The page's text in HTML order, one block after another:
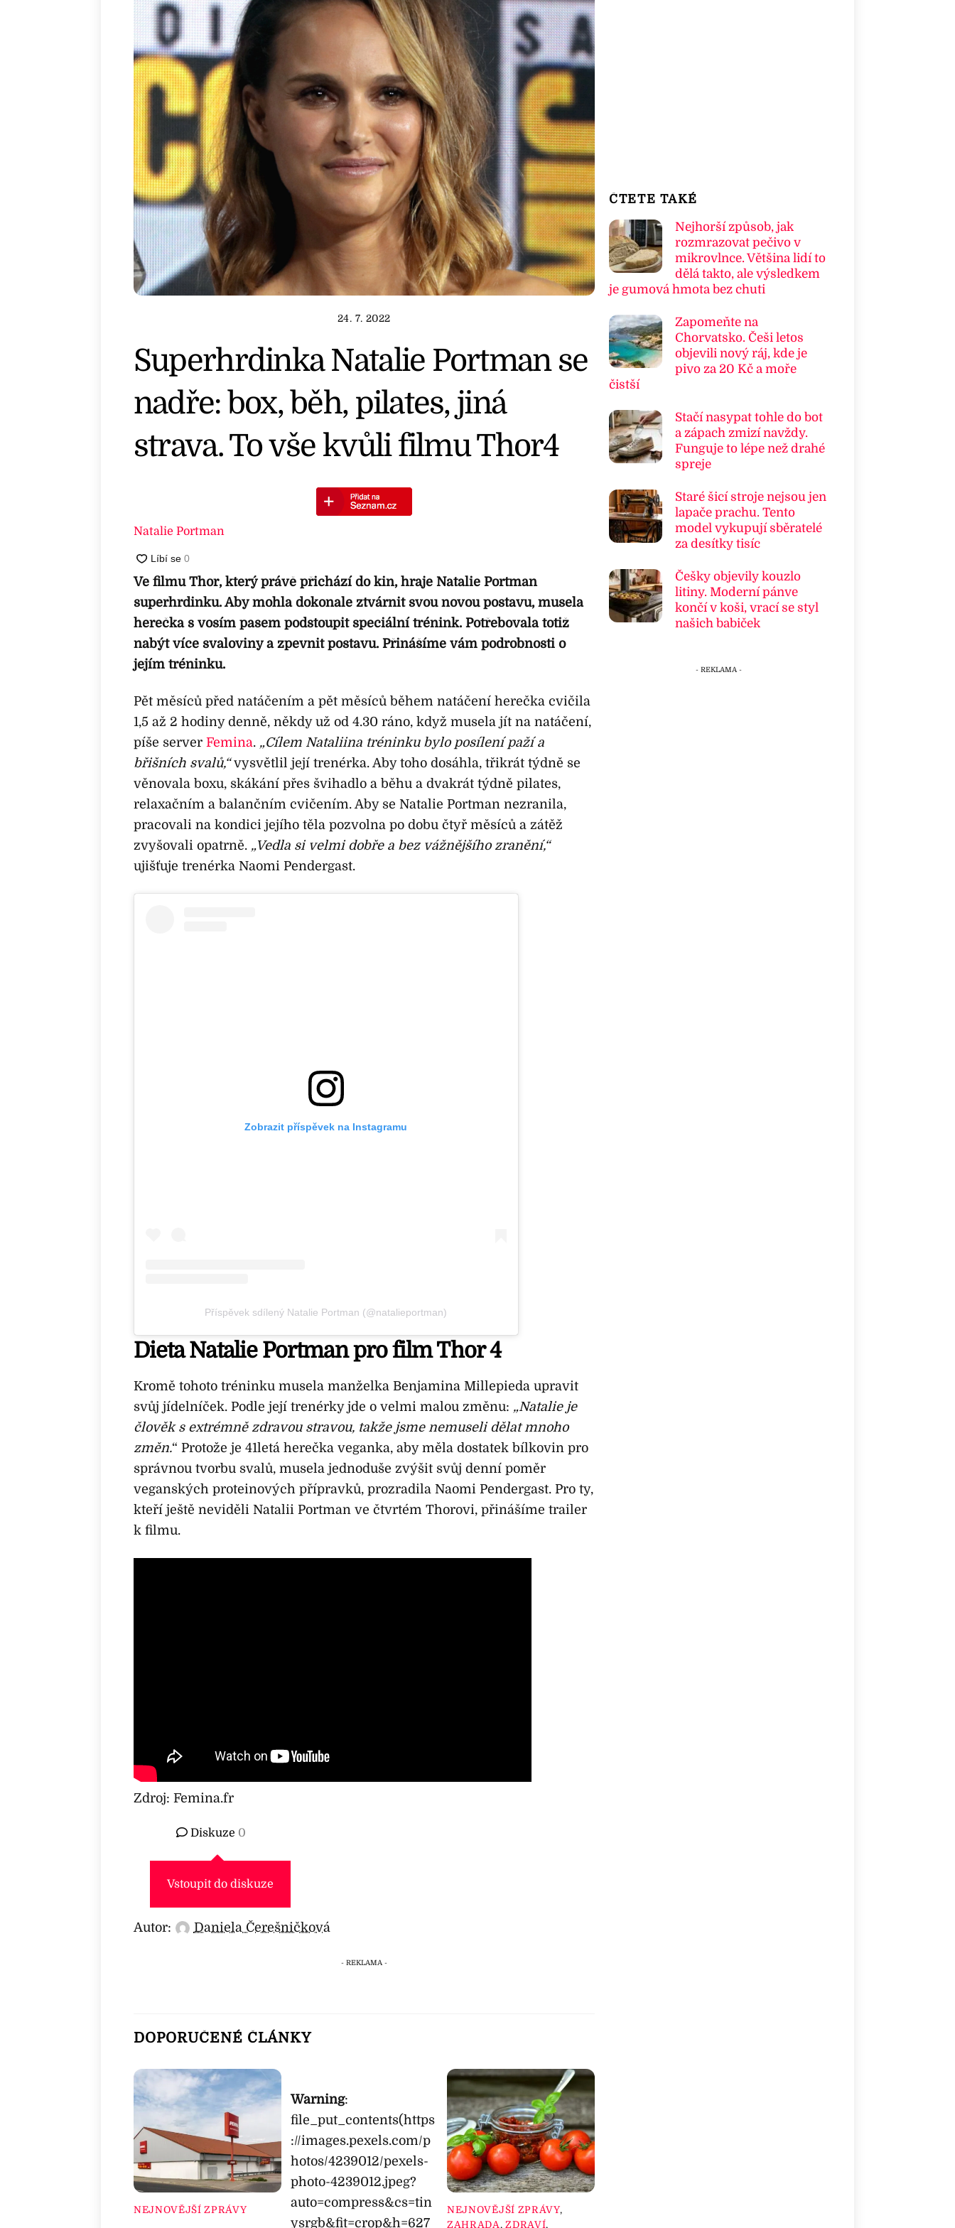
24. 7. 2022
Superhrdinka Natalie Portman se
nadře: box, běh, pilates, jiná
strava. To vše kvůli filmu Thor4
Natalie Portman
Ve filmu Thor, který právě přichází do kin, hraje Natalie Portman
superhrdinku. Aby mohla dokonale ztvárnit svou novou postavu, musela
herečka s vosím pasem podstoupit speciální trénink. Potřebovala totiž
nabýt více svaloviny a zpevnit postavu. Přinášíme vám podrobnosti o
jejím tréninku.
Pět měsíců před natáčením a pět měsíců během natáčení herečka cvičila
1,5 až 2 hodiny denně, někdy už od 4.30 ráno, když musela jít na natáčení,
píše server Femina. „Cílem Nataliina tréninku bylo posílení paží a
břišních svalů,“vysvětlil její trenérka. Aby toho dosáhla, třikrát týdně se
věnovala boxu, skákání přes švihadlo a běhu a dvakrát týdně pilates,
relaxačním a balančním cvičením. Aby se Natalie Portman nezranila,
pracovali na kondici jejího těla pozvolna po dobu čtyř měsíců a zátěž
zvyšovali opatrně. „Vedla si velmi dobře a bez vážnějšího zranění,“
ujišťuje trenérka Naomi Pendergast.
Zobrazit příspěvek na Instagramu
Příspěvek sdílený Natalie Portman (@natalieportman)
Dieta Natalie Portman pro film Thor 4
Kromě tohoto tréninku musela manželka Benjamina Millepieda upravit
svůj jídelníček. Podle její trenérky jde o velmi malou změnu: „Natalie je
člověk s extrémně zdravou stravou, takže jsme nemuseli dělat mnoho
změn.“ Protože je 41letá herečka veganka, aby měla dostatek bílkovin pro
správnou tvorbu svalů, musela jednoduše zvýšit svůj denní poměr
veganských proteinových přípravků, prozradila Naomi Pendergast. Pro ty,
kteří ještě neviděli Natalii Portman ve čtvrtém Thorovi, přinášíme trailer
k filmu.
Zdroj: Femina.fr
Diskuze 0
Vstoupit do diskuze
Autor: Daniela Čerešničková
DOPORUČENÉ ČLÁNKY
NEJNOVĚJŠÍ ZPRÁVY
Warning:
file_put_contents(https
://images.pexels.com/p
hotos/4239012/pexels-
photo-4239012.jpeg?
auto=compress&cs=tin
ysrgb&fit=crop&h=627
NEJNOVĚJŠÍ ZPRÁVY,
ZAHRADA ,ZDRAVÍ,
ČTETE TAKÉ
Nejhorší způsob, jak
rozmrazovat pečivo v
mikrovlnce. Většina lidí to
dělá takto, ale výsledkem
je gumová hmota bez chuti
Zapomeňte na
Chorvatsko. Češi letos
objevili nový ráj, kde je
pivo za 20 Kč a moře
čistší
Stačí nasypat tohle do bot
a zápach zmizí navždy.
Funguje to lépe než drahé
spreje
Staré šicí stroje nejsou jen
lapače prachu. Tento
model vykupují sběratelé
za desítky tisíc
Češky objevily kouzlo
litiny. Moderní pánve
končí v koši, vrací se styl
našich babiček